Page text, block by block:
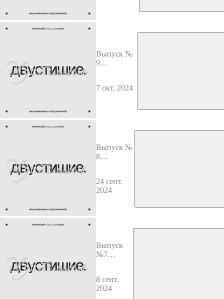
Выпуск №
9
Тарковский
7 окт. 2024
Выпуск №
8
Ломоносов
24 сент.
2024
Выпуск
№7
Некрасов
8 сент.
2024